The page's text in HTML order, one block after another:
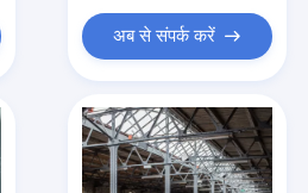
अब से संपर्क करें